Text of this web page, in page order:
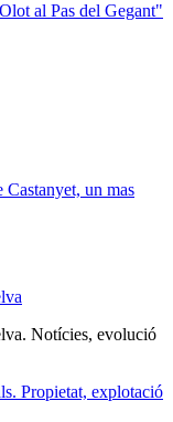
al Pas del Gegant"
un mas
Notícies, evolució
Propietat, explotació